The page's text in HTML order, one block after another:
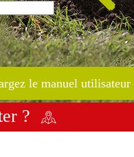
le manuel utilisateur
?